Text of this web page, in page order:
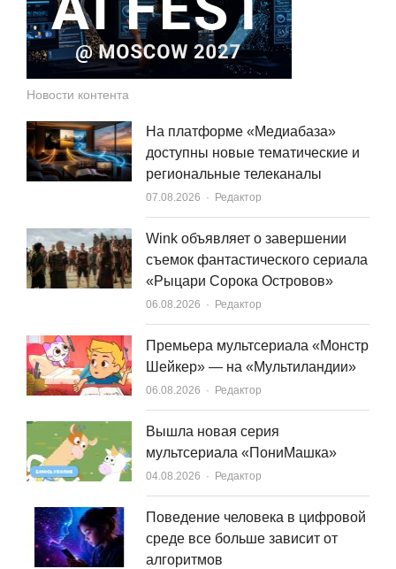
Новости контента
На платформе «Медиабаза»
доступны новые тематические и
региональные телеканалы
07.08.2026 Author
Редактор
Wink объявляет о завершении
съемок фантастического сериала
«Рыцари Сорока Островов»
06.08.2026 Author
Редактор
Премьера мультсериала «Монстр
Шейкер» — на «Мультиландии»
06.08.2026 Author
Редактор
Вышла новая серия
мультсериала «ПониМашка»
04.08.2026 Author
Редактор
Поведение человека в цифровой
среде все больше зависит от
алгоритмов